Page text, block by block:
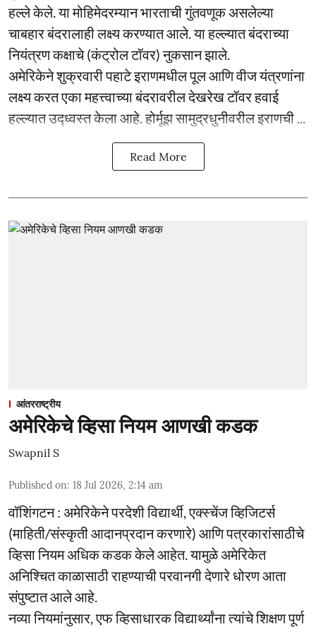
हल्ले केले. या मोहिमेदरम्यान भारताची गुंतवणूक असलेल्या
चाबहार बंदरालाही लक्ष्य करण्यात आले. या हल्ल्यात बंदराच्या
नियंत्रण कक्षाचे (कंट्रोल टॉवर) नुकसान झाले.
अमेरिकेने शुक्रवारी पहाटे इराणमधील पूल आणि वीज यंत्रणांना
लक्ष्य करत एका महत्त्वाच्या बंदरावरील देखरेख टॉवर हवाई
हल्ल्यात उद्ध्वस्त केला आहे. होर्मूझ सामुद्रधुनीवरील इराणची ...
Read More
आंतरराष्ट्रीय
अमेरिकेचे व्हिसा नियम आणखी कडक
Swapnil S
Published on: 18 Jul 2026, 2:14 am
वॉशिंगटन : अमेरिकेने परदेशी विद्यार्थी, एक्स्चेंज व्हिजिटर्स
(माहिती/संस्कृती आदानप्रदान करणारे) आणि पत्रकारांसाठीचे
व्हिसा नियम अधिक कडक केले आहेत. यामुळे अमेरिकेत
अनिश्चित काळासाठी राहण्याची परवानगी देणारे धोरण आता
संपुष्टात आले आहे.
नव्या नियमांनुसार, एफ व्हिसाधारक विद्यार्थ्यांना त्यांचे शिक्षण पूर्ण